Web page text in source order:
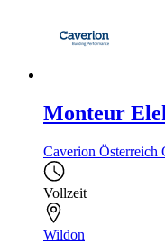
Monteur
Caverion Österreich
Vollzeit
Wildon